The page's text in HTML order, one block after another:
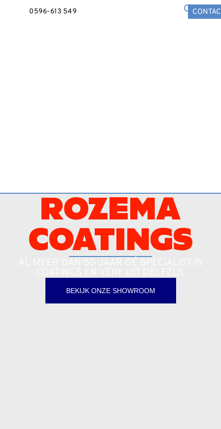
0596-613 549
ROZEMA
COATINGS
BEKIJK ONZE SHOWROOM